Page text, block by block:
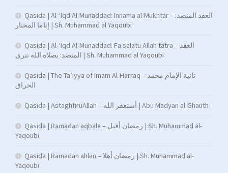
Qasida | Al-‘Iqd Al-Munaddad: Innama al-Mukhtar – العقد المنضد:
إناما المختار | Sh. Muhammad al Yaqoubi
Qasida | Al-‘Iqd Al-Munaddad: Fa salatu Allah tatra – العقد
المنضد: بصلاة الله تترى | Sh. Muhammad al Yaqoubi
Qasida | The Ta’iyya of Imam Al-Harraq – تائية الإمام محمد
الحراق
Qasida | AstaghfiruAllah – أستغفر الله | Abu Madyan al-Ghauth
Qasida | Ramadan aqbala – رمضان أقبل | Sh. Muhammad al-
Yaqoubi
Qasida | Ramadan ahlan – رمضان أهلا | Sh. Muhammad al-
Yaqoubi